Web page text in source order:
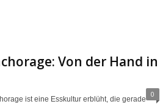
Von der Hand in
0
ist eine Esskultur erblüht, die gerade